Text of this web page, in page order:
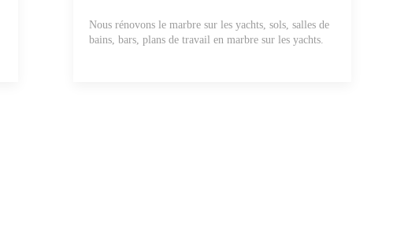
Nous rénovons le marbre sur les yachts, sols, salles de
bains, bars, plans de travail en marbre sur les yachts.